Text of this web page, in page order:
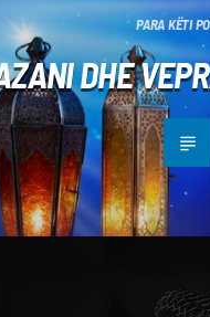
PARA KËTI
DHE